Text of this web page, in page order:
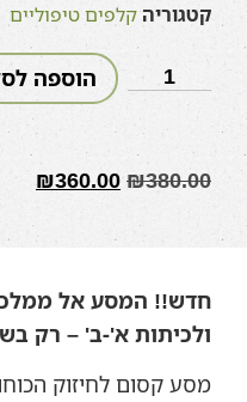
קטגוריהקלפים טיפוליים
הוספה
₪380.00
₪360.00
חדש!! המסע אל
ולכיתות א'-ב' – רק
מסע קסום לחיזוק